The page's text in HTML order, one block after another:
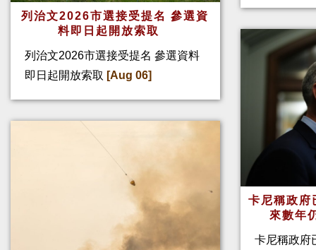
列治文2026市選接受提名 參選資
料即日起開放索取
列治文2026市選接受提名 參選資料
即日起開放索取 [Aug 06]
卡尼稱政府
來數年
卡尼稱政府